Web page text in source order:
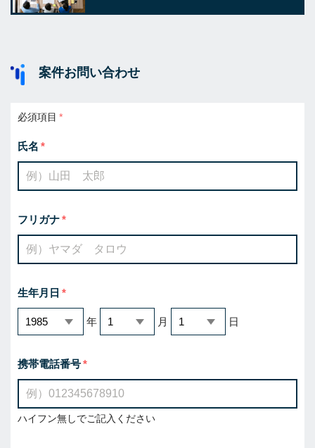
案件お問い合わせ
必須項目
氏名
フリガナ
生年月日
年 月 日
携帯電話番号
ハイフン無しでご記入ください